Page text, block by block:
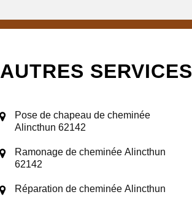
AUTRES SERVICES
Pose de chapeau de cheminée
Alincthun 62142
Ramonage de cheminée Alincthun
62142
Réparation de cheminée Alincthun